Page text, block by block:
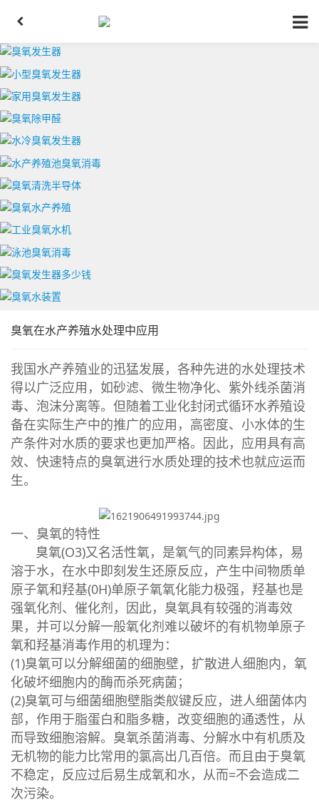
臭氧在水产养殖水处理中应用
我国水产养殖业的迅猛发展，各种先进的水处理技术
得以广泛应用，如砂滤、微生物净化、紫外线杀菌消
毒、泡沫分离等。但随着工业化封闭式循环水养殖设
备在实际生产中的推广的应用，高密度、小水体的生
产条件对水质的要求也更加严格。因此，应用具有高
效、快速特点的臭氧进行水质处理的技术也就应运而
生。
一、臭氧的特性
臭氧(O3)又名活性氧，是氧气的同素异构体，易
溶于水，在水中即刻发生还原反应，产生中间物质单
原子氧和羟基(0H)单原子氧氧化能力极强，羟基也是
强氧化剂、催化剂，因此，臭氧具有较强的消毒效
果，并可以分解一般氧化剂难以破坏的有机物单原子
氧和羟基消毒作用的机理为：
(1)臭氧可以分解细菌的细胞壁，扩散进人细胞内，氧
化破坏细胞内的酶而杀死病菌；
(2)臭氧可与细菌细胞壁脂类舣键反应，进人细菌体内
部，作用于脂蛋白和脂多糖，改变细胞的通透性，从
而导致细胞溶解。臭氧杀菌消毒、分解水中有机质及
无机物的能力比常用的氯高出几百倍。而且由于臭氧
不稳定，反应过后易生成氧和水，从而=不会造成二
次污染。